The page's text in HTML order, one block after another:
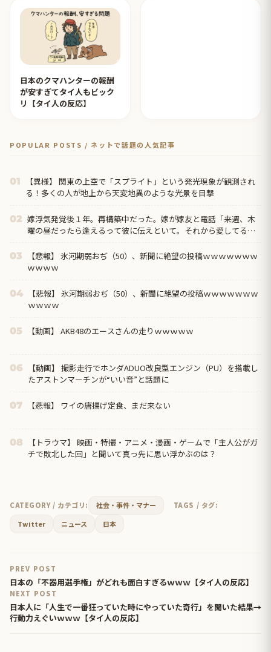
日本のクマハンターの報酬
が安すぎてタイ人もビック
リ【タイ人の反応】
POPULAR POSTS / ネットで話題の人気記事
01
【異様】 関東の上空で「スプライト」という発光現象が観測され
る！多くの人が地上から天変地異のような光景を目撃
02 嫁浮気発覚後１年。再構築中だった。嫁が嫁友と電話「来週、木
曜の昼だったら逢えるって彼に伝えといて。それから愛してるっ
03
【悲報】 氷河期弱おぢ（50）、新聞に絶望の投稿ｗｗｗｗｗｗｗ
ｗｗｗｗ
04
【悲報】 氷河期弱おぢ（50）、新聞に絶望の投稿ｗｗｗｗｗｗｗ
ｗｗｗｗ
05 【動画】 AKB48のエースさんの走りｗｗｗｗｗ
06
【動画】 撮影走行でホンダADUO改良型エンジン（PU）を搭載し
たアストンマーチンが“いい音”と話題に
07 【悲報】 ワイの唐揚げ定食、まだ来ない
08
【トラウマ】 映画・特撮・アニメ・漫画・ゲームで「主人公がガ
チで敗北した回」と聞いて真っ先に思い浮かぶのは？
CATEGORY / カテゴリ: 社会・事件・マナー
TAGS / タグ:
Twitter
ニュース 日本
PREV POST
日本の「不器用選手権」がどれも面白すぎるｗｗｗ【タイ人の反応】
NEXT POST
日本人に「人生で一番狂っていた時にやっていた奇行」を聞いた結果→
行動力えぐいｗｗｗ【タイ人の反応】